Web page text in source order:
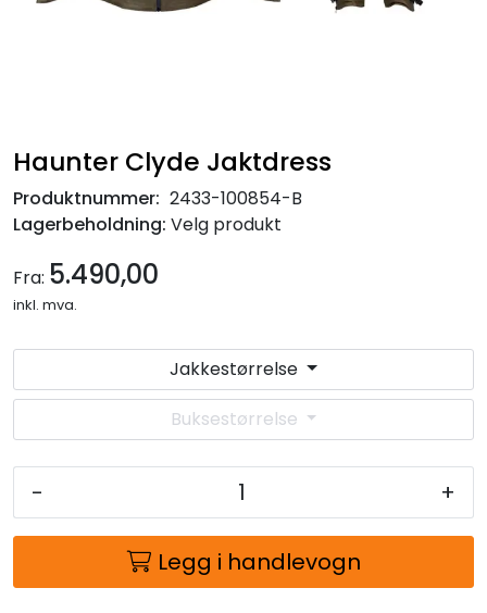
Haunter Clyde Jaktdress
Produktnummer: 2433-100854-B
Lagerbeholdning: Velg produkt
Fra: 5.490,00
inkl. mva.
Jakkestørrelse
Buksestørrelse
- +
Legg i handlevogn